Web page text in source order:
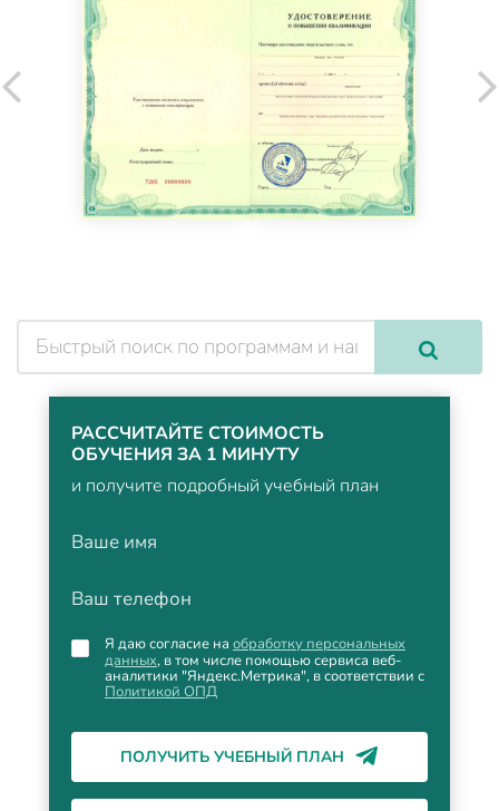
РАССЧИТАЙТЕ СТОИМОСТЬ
ОБУЧЕНИЯ ЗА 1 МИНУТУ
и получите подробный учебный план
Ваше имя
Ваш телефон
Я даю согласие на обработку персональных
данных, в том числе помощью сервиса веб-
аналитики "Яндекс.Метрика", в соответствии с
Политикой ОПД
ПОЛУЧИТЬ УЧЕБНЫЙ ПЛАН